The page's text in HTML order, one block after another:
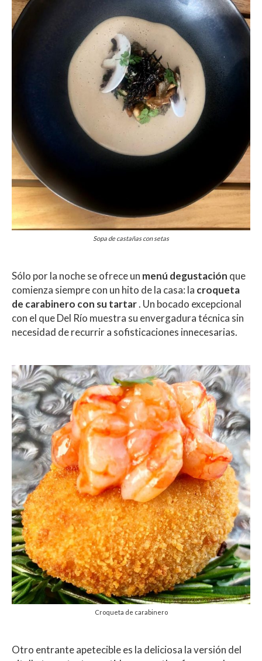
Sopa de castañas con setas
Sólo por la noche se ofrece un menú degustación que
comienza siempre con un hito de la casa: la croqueta
de carabinero con su tartar. Un bocado excepcional
con el que Del Río muestra su envergadura técnica sin
necesidad de recurrir a sofisticaciones innecesarias.
Croqueta de carabinero
Otro entrante apetecible es la deliciosa la versión del